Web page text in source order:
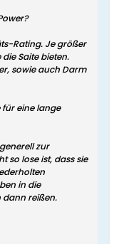
Rating. Je größer
Saite bieten.
sowie auch Darm
für eine lange
zur
so lose ist, dass sie
in die
dann reißen.